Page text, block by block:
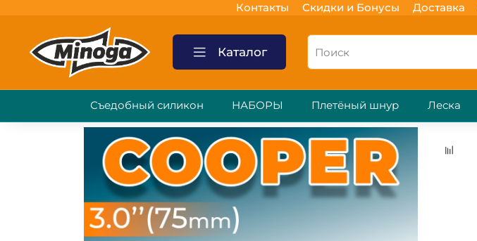
Контакты Скидки и Бонусы Доставка
Каталог
Съедобный силикон НАБОРЫ Плетёный шнур Леска